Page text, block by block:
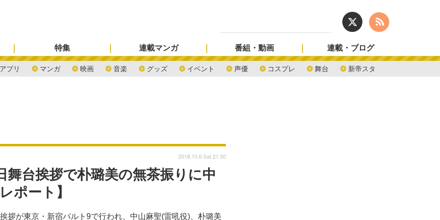
プリ マンガ 映画 音楽 グッズ イベント 声優 コスプレ 舞台 新帝スタ
特集 連載マンガ 番組・動画 連載・ブログ
舞台挨拶で朴璐美の無茶振りに中
ポート】
拶が東京・新宿バルト9で行われ、中山麻聖(雷吼役)、朴璐美
2018.10.6 Sat 21:30